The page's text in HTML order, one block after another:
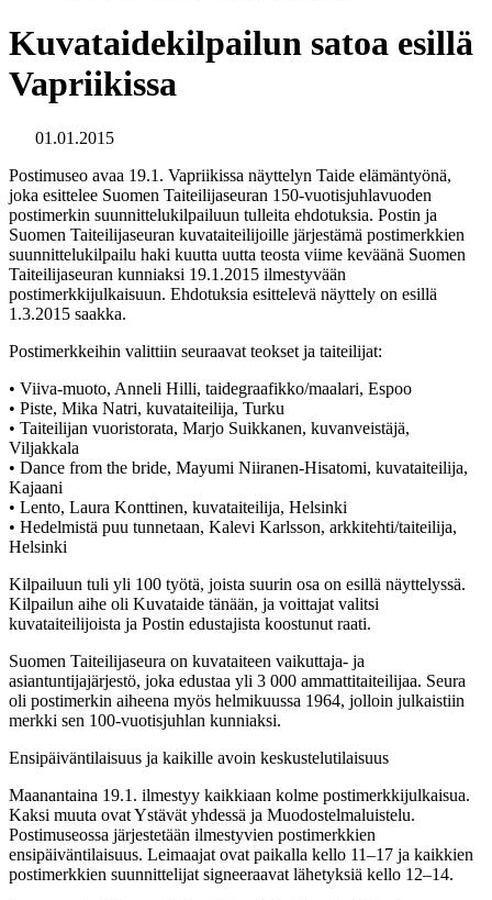
Kuvataidekilpailun satoa esillä
Vapriikissa
01.01.2015
Postimuseo avaa 19.1. Vapriikissa näyttelyn Taide elämäntyönä,
joka esittelee Suomen Taiteilijaseuran 150-vuotisjuhlavuoden
postimerkin suunnittelukilpailuun tulleita ehdotuksia. Postin ja
Suomen Taiteilijaseuran kuvataiteilijoille järjestämä postimerkkien
suunnittelukilpailu haki kuutta uutta teosta viime keväänä Suomen
Taiteilijaseuran kunniaksi 19.1.2015 ilmestyvään
postimerkkijulkaisuun. Ehdotuksia esittelevä näyttely on esillä
1.3.2015 saakka.
Postimerkkeihin valittiin seuraavat teokset ja taiteilijat:
• Viiva-muoto, Anneli Hilli, taidegraafikko/maalari, Espoo
• Piste, Mika Natri, kuvataiteilija, Turku
• Taiteilijan vuoristorata, Marjo Suikkanen, kuvanveistäjä,
Viljakkala
• Dance from the bride, Mayumi Niiranen-Hisatomi, kuvataiteilija,
Kajaani
• Lento, Laura Konttinen, kuvataiteilija, Helsinki
• Hedelmistä puu tunnetaan, Kalevi Karlsson, arkkitehti/taiteilija,
Helsinki
Kilpailuun tuli yli 100 työtä, joista suurin osa on esillä näyttelyssä.
Kilpailun aihe oli Kuvataide tänään, ja voittajat valitsi
kuvataiteilijoista ja Postin edustajista koostunut raati.
Suomen Taiteilijaseura on kuvataiteen vaikuttaja- ja
asiantuntijajärjestö, joka edustaa yli 3 000 ammattitaiteilijaa. Seura
oli postimerkin aiheena myös helmikuussa 1964, jolloin julkaistiin
merkki sen 100-vuotisjuhlan kunniaksi.
Ensipäiväntilaisuus ja kaikille avoin keskustelutilaisuus
Maanantaina 19.1. ilmestyy kaikkiaan kolme postimerkkijulkaisua.
Kaksi muuta ovat Ystävät yhdessä ja Muodostelmaluistelu.
Postimuseossa järjestetään ilmestyvien postimerkkien
ensipäiväntilaisuus. Leimaajat ovat paikalla kello 11–17 ja kaikkien
postimerkkien suunnittelijat signeeraavat lähetyksiä kello 12–14.